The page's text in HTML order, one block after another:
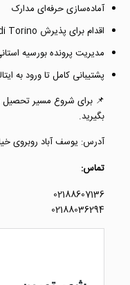
آماده‌سازی حرفه‌ای مدارک
اقدام برای پذیرش Politecnico di Torino
مدیریت پرونده بورسیه
پشتیبانی کامل تا ورود به
📌 برای شروع مسیر تحصیل
بگیرید.
آدرس: یوسف آباد روبروی خیابان 60 پلاک 453 واحد
تماس:
02188607136
02188036294